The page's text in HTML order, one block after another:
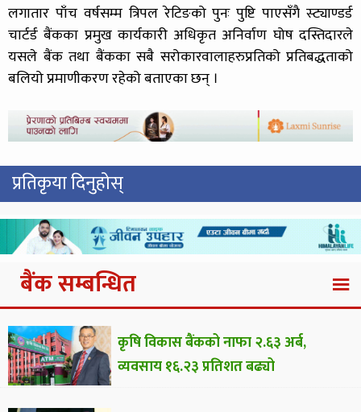
लगातार पाँच वर्षसम्म त्रिपल रेटिङको पुनः पुष्टि पाएसँगै स्ट्याण्डर्ड
चार्टर्ड बैंकका प्रमुख कार्यकारी अधिकृत अनिर्वाण घोष दस्तिदारले
यसले बैंक तथा बैंकका सबै सरोकारवालाहरुप्रतिको प्रतिबद्धताको
बलियो प्रमाणीकरण रहेको बताएका छन् ।
प्रतिकृया दिनुहोस्
बैंक सम्बन्धित
कृषि विकास बैंकको नाफा २.६३ अर्ब,
व्यवसाय १६.२३ प्रतिशत बढ्यो